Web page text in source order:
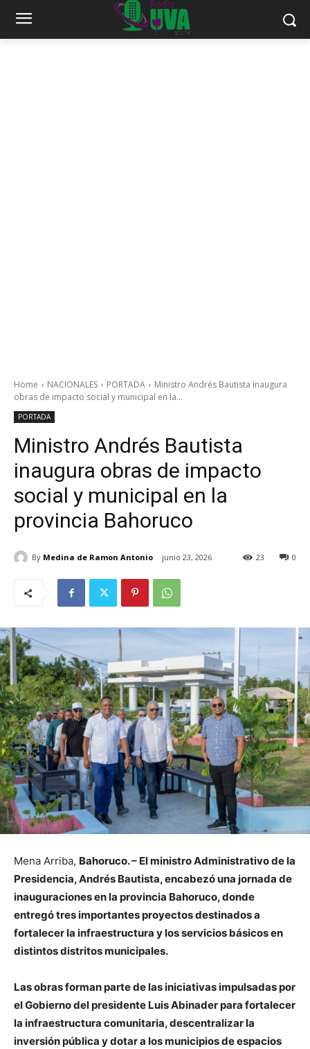
Home NACIONALES PORTADA
Ministro Andrés Bautista inaugura
obras de impacto social y municipal en la...
PORTADA
Ministro Andrés Bautista
inaugura obras de impacto
social y municipal en la
provincia Bahoruco
By Medina de Ramon Antonio junio 23, 2026 0
23
Mena Arriba, Bahoruco. – El ministro Administrativo de la
Presidencia, Andrés Bautista, encabezó una jornada de
inauguraciones en la provincia Bahoruco, donde
entregó tres importantes proyectos destinados a
fortalecer la infraestructura y los servicios básicos en
distintos distritos municipales.
Las obras forman parte de las iniciativas impulsadas por
el Gobierno del presidente Luis Abinader para fortalecer
la infraestructura comunitaria, descentralizar la
inversión pública y dotar a los municipios de espacios